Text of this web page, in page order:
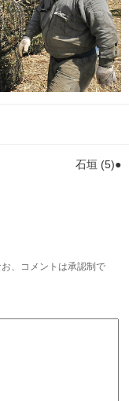
石垣 (5)●
、コメントは承認制で